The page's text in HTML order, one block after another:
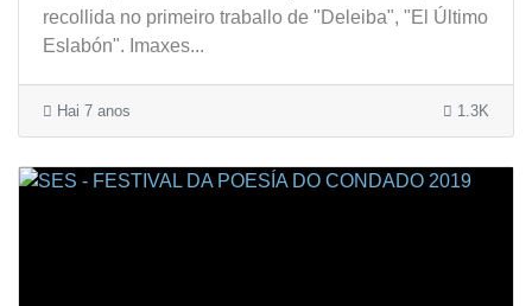
recollida no primeiro traballo de "Deleiba", "El Último
Eslabón". Imaxes...
Hai 7 anos 1.3K